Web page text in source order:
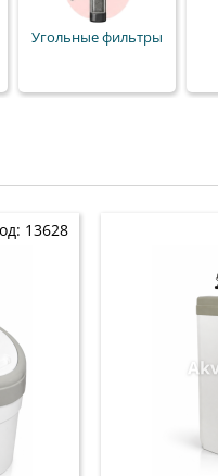
Угольные фильтры
13628